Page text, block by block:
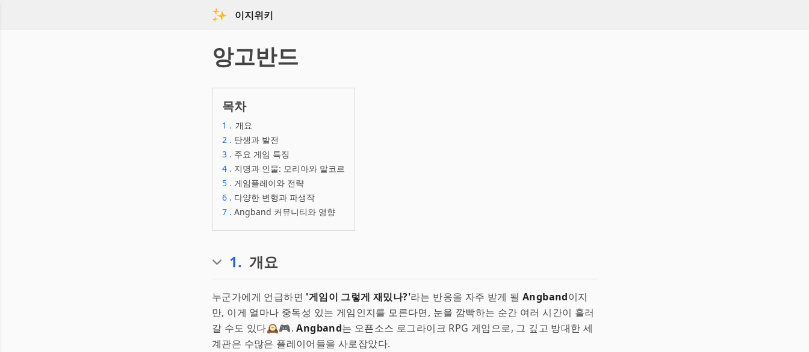
이지위키
앙고반드
목차
1 . 개요
2 . 탄생과 발전
3 . 주요 게임 특징
4 . 지명과 인물: 모리아와 말코르
5 . 게임플레이와 전략
6 . 다양한 변형과 파생작
7 . Angband 커뮤니티와 영향
1. 개요
누군가에게 언급하면 '게임이 그렇게 재밌나?'라는 반응을 자주 받게 될Angband이지
만, 이게 얼마나 중독성 있는 게임인지를 모른다면, 눈을 깜빡하는 순간 여러 시간이 흘러
갈 수도 있다🕰️🎮.Angband는 오픈소스 로그라이크 RPG 게임으로, 그 깊고 방대한 세
계관은 수많은 플레이어들을 사로잡았다.